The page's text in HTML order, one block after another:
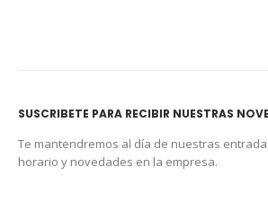
SUSCRIBETE PARA RECIBIR NUESTRAS
Te mantendremos al día de nuestras
horario y novedades en la empresa.